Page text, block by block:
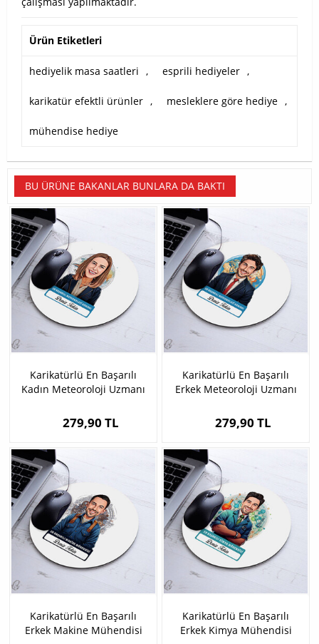
Ürün Etiketleri
hediyelik masa saatleri , esprili hediyeler ,
karikatür efektli ürünler , mesleklere göre hediye ,
mühendise hediye
BU ÜRÜNE BAKANLAR BUNLARA DA BAKTI
Karikatürlü En Başarılı
Kadın Meteoroloji Uzmanı
279,90 TL
Karikatürlü En Başarılı
Erkek Meteoroloji Uzmanı
279,90 TL
Karikatürlü En Başarılı
Erkek Makine Mühendisi
Karikatürlü En Başarılı
Erkek Kimya Mühendisi